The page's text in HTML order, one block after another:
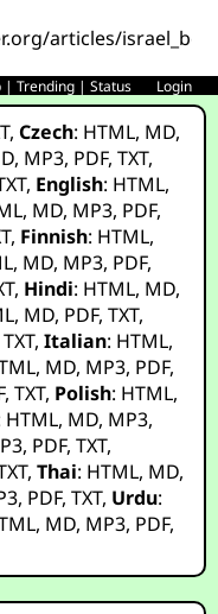
articles/
|Trending |Status Login
,Czech: HTML, MD,
, MP3, PDF,TXT,
, English: HTML,
, MD, MP3, PDF,
, Finnish: HTML,
, MD, MP3, PDF,
, Hindi: HTML, MD,
, MD, PDF,TXT,
TXT,Italian: HTML,
, MD, MP3, PDF,
,TXT, Polish: HTML,
HTML, MD, MP3,
, PDF,TXT,
,Thai: HTML, MD,
, PDF,TXT, Urdu:
, MD, MP3, PDF,